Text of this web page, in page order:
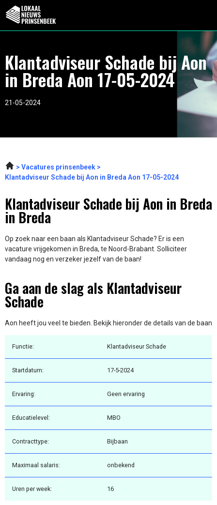
Klantadviseur Schade bij Aon
in Breda Aon 17-05-2024
21-05-2024
Vacatures prinsenbeek
Klantadviseur Schade bij Aon in Breda Aon 17-05-2024
Klantadviseur Schade bij Aon in Breda
in Breda
Op zoek naar een baan als Klantadviseur Schade? Er is een
vacature vrijgekomen in Breda, te Noord-Brabant. Solliciteer
vandaag nog en verzeker jezelf van de baan!
Ga aan de slag als Klantadviseur
Schade
Aon heeft jou veel te bieden. Bekijk hieronder de details van de baan
Functie: Klantadviseur Schade
Startdatum: 17-5-2024
Ervaring: Geen ervaring
Educatielevel: MBO
Contracttype: Bijbaan
Maximaal salaris: onbekend
Uren per week: 16